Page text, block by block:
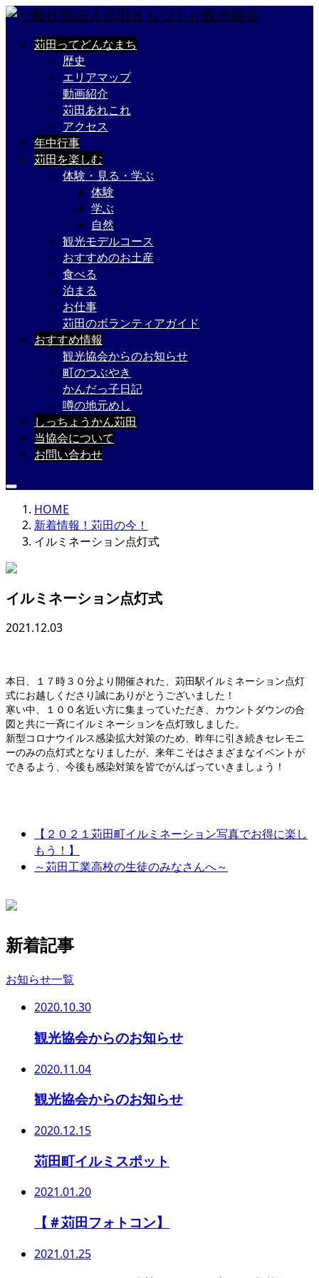
苅田ってどんなまち
歴史
エリアマップ
動画紹介
苅田あれこれ
アクセス
年中行事
苅田を楽しむ
体験・見る・学ぶ
体験
学ぶ
自然
観光モデルコース
おすすめのお土産
食べる
泊まる
お仕事
苅田のボランティアガイド
おすすめ情報
観光協会からのお知らせ
町のつぶやき
かんだっ子日記
噂の地元めし
しっちょうかん苅田
当協会について
お問い合わせ
HOME
新着情報！苅田の今！
イルミネーション点灯式
イルミネーション点灯式
2021.12.03
本日、１７時３０分より開催された、苅田駅イルミネーション点灯
式にお越しくださり誠にありがとうございました！
寒い中、１００名近い方に集まっていただき、カウントダウンの合
図と共に一斉にイルミネーションを点灯致しました。
新型コロナウイルス感染拡大対策のため、昨年に引き続きセレモニ
ーのみの点灯式となりましたが、来年こそはさまざまなイベントが
できるよう、今後も感染対策を皆でがんばっていきましょう！
【２０２１苅田町イルミネーション写真でお得に楽し
もう！】
～苅田工業高校の生徒のみなさんへ～
新着記事
お知らせ一覧
2020.10.30
観光協会からのお知らせ
2020.11.04
観光協会からのお知らせ
2020.12.15
苅田町イルミスポット
2021.01.20
【＃苅田フォトコン】
2021.01.25